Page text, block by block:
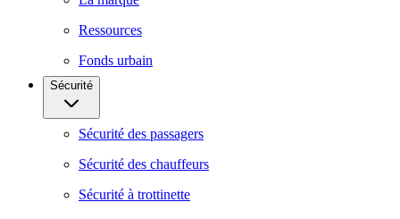
Ressources
Fonds urbain
Sécurité
Sécurité des passagers
Sécurité des chauffeurs
Sécurité à trottinette